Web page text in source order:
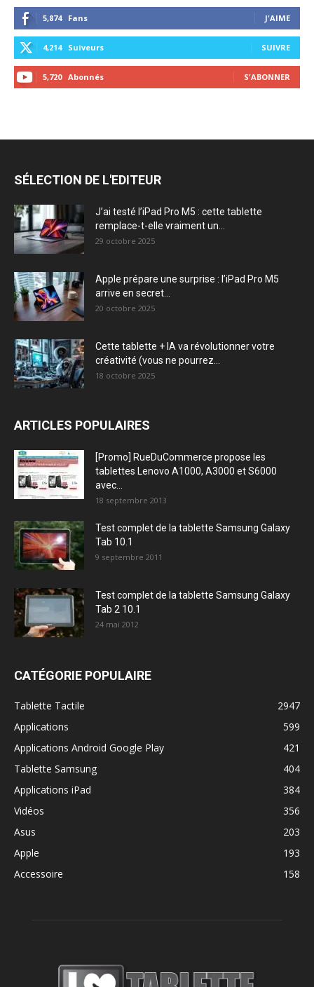
5,874 Fans J'AIME
4,214 Suiveurs SUIVRE
5,720 Abonnés S'ABONNER
SÉLECTION DE L'EDITEUR
J’ai testé l’iPad Pro M5 : cette tablette
remplace-t-elle vraiment un...
29 octobre 2025
Apple prépare une surprise : l’iPad Pro M5
arrive en secret...
20 octobre 2025
Cette tablette + IA va révolutionner votre
créativité (vous ne pourrez...
18 octobre 2025
ARTICLES POPULAIRES
[Promo] RueDuCommerce propose les
tablettes Lenovo A1000, A3000 et S6000
avec...
18 septembre 2013
Test complet de la tablette Samsung Galaxy
Tab 10.1
9 septembre 2011
Test complet de la tablette Samsung Galaxy
Tab 2 10.1
24 mai 2012
CATÉGORIE POPULAIRE
Tablette Tactile
2947
Applications
599
Applications Android Google Play
421
Tablette Samsung
404
Applications iPad
384
Vidéos
356
Asus
203
Apple
193
Accessoire
158